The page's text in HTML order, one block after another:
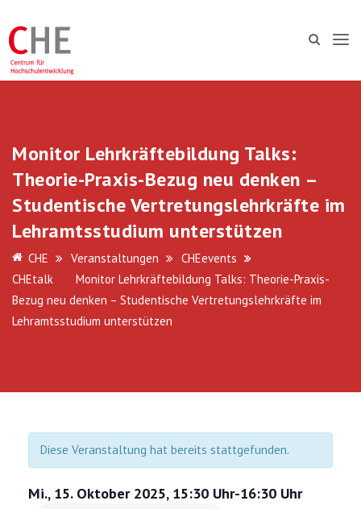
Monitor Lehrkräftebildung Talks:
Theorie-Praxis-Bezug neu denken –
Studentische Vertretungslehrkräfte im
Lehramtsstudium unterstützen
CHE Veranstaltungen
CHEevents
CHEtalk
Monitor Lehrkräftebildung Talks: Theorie-Praxis-
Bezug neu denken – Studentische Vertretungslehrkräfte im
Lehramtsstudium unterstützen
Diese Veranstaltung hat bereits stattgefunden.
Mi., 15. Oktober 2025, 15:30 Uhr-16:30 Uhr